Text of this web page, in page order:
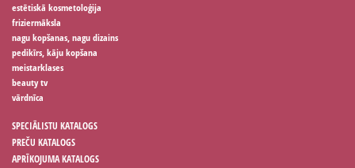
estētiskā kosmetoloģija
friziermāksla
nagu kopšanas, nagu dizains
pedikīrs, kāju kopšana
meistarklases
beauty tv
vārdnīca
SPECIĀLISTU KATALOGS
PREČU KATALOGS
APRĪKOJUMA KATALOGS